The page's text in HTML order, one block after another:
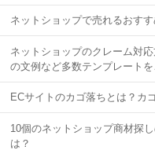
ネットショップで売れるおす
ネットショップのクレーム対
の文例など多数テンプレート
ECサイトのカゴ落ちとは？カ
10個のネットショップ商材探
は？